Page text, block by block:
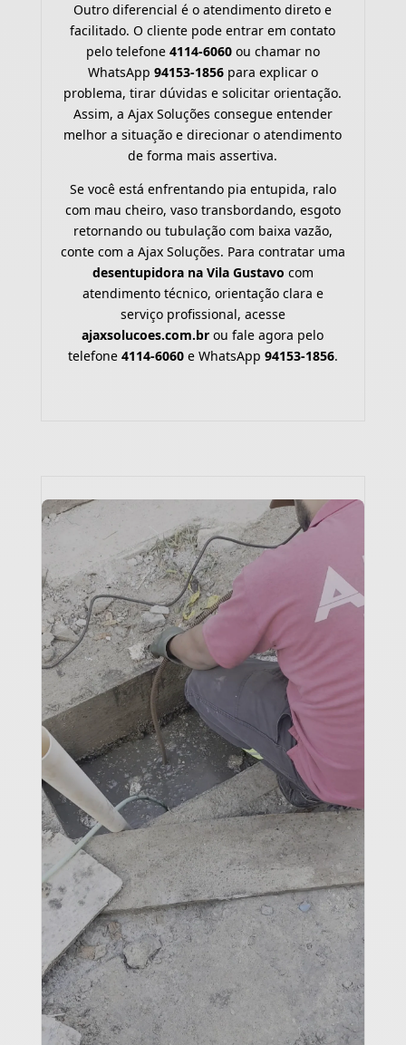
Outro diferencial é o atendimento direto e
facilitado. O cliente pode entrar em contato
pelo telefone 4114-6060ou chamar no
WhatsApp 94153-1856para explicar o
problema, tirar dúvidas e solicitar orientação.
Assim, a Ajax Soluções consegue entender
melhor a situação e direcionar o atendimento
de forma mais assertiva.
Se você está enfrentando pia entupida, ralo
com mau cheiro, vaso transbordando, esgoto
retornando ou tubulação com baixa vazão,
conte com a Ajax Soluções. Para contratar uma
desentupidora na Vila Gustavo com
atendimento técnico, orientação clara e
serviço profissional, acesse
ajaxsolucoes.com.br ou fale agora pelo
telefone 4114-6060e WhatsApp 94153-1856.